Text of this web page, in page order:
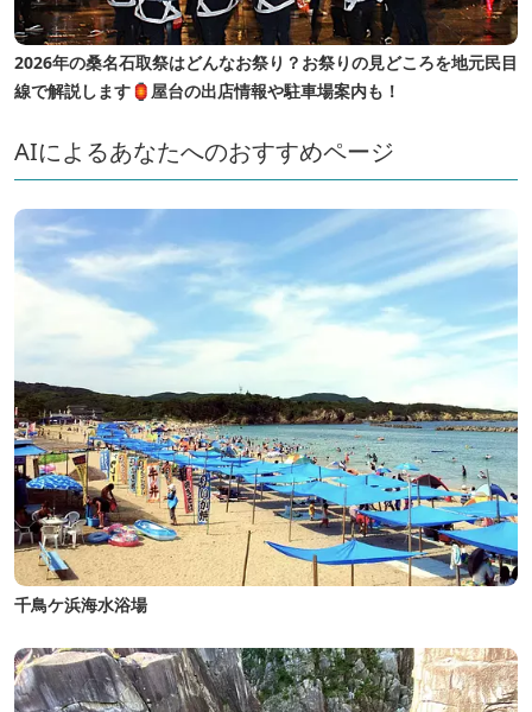
2026年の桑名石取祭はどんなお祭り？お祭りの見どころを地元民目
線で解説します🏮屋台の出店情報や駐車場案内も！
AIによるあなたへのおすすめページ
千鳥ケ浜海水浴場